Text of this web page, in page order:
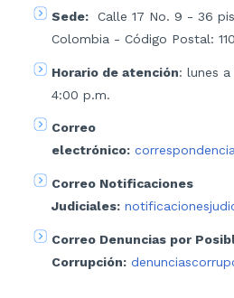
Sede: Calle 17 No. 9 - 36
Colombia - Código Postal:
Horario de atención: lunes
4:00 p.m.
Correo
electrónico:
Correo Notificaciones
Judiciales:
Correo Denuncias por
Corrupción: